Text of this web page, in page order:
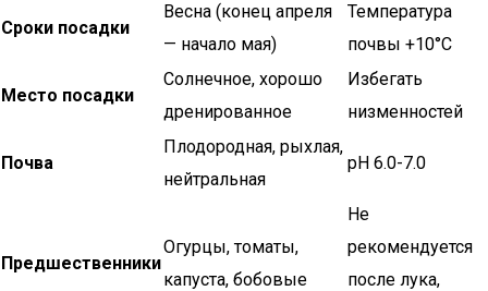
Сроки посадки
Весна (конец апреля
— начало мая)
Температура
почвы +10°C
Место посадки
Солнечное, хорошо
дренированное
Избегать
низменностей
Почва
Плодородная, рыхлая,
нейтральная
pH 6.0-7.0
Предшественники
Огурцы, томаты,
капуста, бобовые
Не
рекомендуется
после лука,